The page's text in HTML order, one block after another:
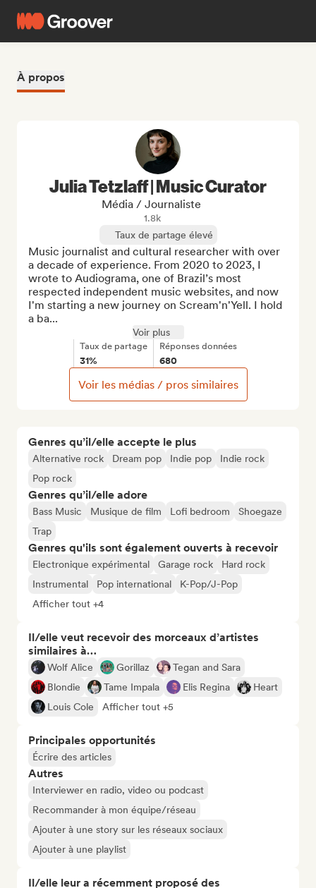
À propos
Genres qu’il/elle accepte le plus
Alternative rock Dream pop Indie pop
Indie rock
Pop rock
Genres qu’il/elle adore
Bass Music Musique de film Lofi bedroom
Shoegaze
Trap
Genres qu'ils sont également ouverts à recevoir
Electronique expérimental Garage rock
Hard rock
Instrumental
Pop international
K-Pop/J-Pop
Afficher tout +4
Il/elle veut recevoir des morceaux d’artistes
similaires à…
Wolf Alice Gorillaz
Tegan and Sara
Blondie
Tame Impala Elis Regina
Heart
Louis Cole
Afficher tout +5
Principales opportunités
Écrire des articles
Autres
Interviewer en radio, video ou podcast
Recommander à mon équipe/réseau
Ajouter à une story sur les réseaux sociaux
Ajouter à une playlist
Il/elle leur a récemment proposé des
Julia Tetzlaff | Music Curator
Média / Journaliste
1.8k
Taux de partage élevé
Music journalist and cultural researcher with over
a decade of experience. From 2020 to 2023, I
wrote to Audiograma, one of Brazil’s most
respected independent music websites, and now
I'm starting a new journey on Scream'n'Yell. I hold
a ba...
Voir plus
Taux de partage
31%
Réponses données
680
Voir les médias / pros similaires